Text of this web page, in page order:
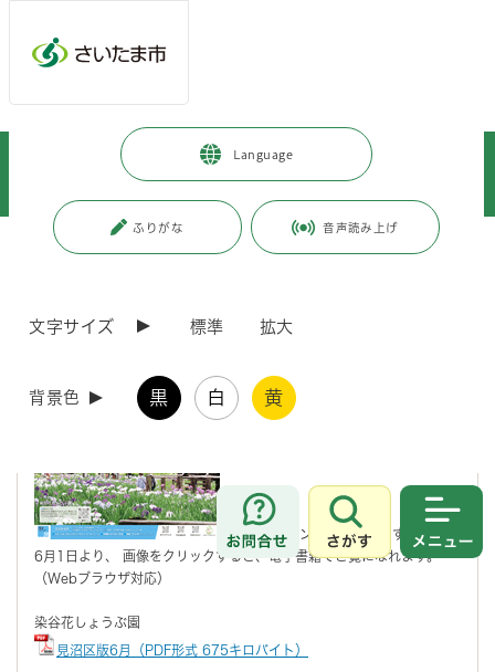
Language
ふりがな 音声読み上げ
文字サイズ 標準 拡大
背景色 黒 白 黄
お問合せ
さがす
見沼区 区政情報 > 区政について
市報さいたま（見沼区版）
>
更新日付：2026年6月22日 / ページ番号：C130808
市内・区内各地で行われる催しや区民の生活に密着した生活情報などを
掲載しています。
（新しいウィンドウで開きます）
6月1日より、 画像をクリックすると、電子書籍でご覧になれます。
（Webブラウザ対応）
染谷花しょうぶ園
見沼区版6月（PDF形式 675キロバイト）